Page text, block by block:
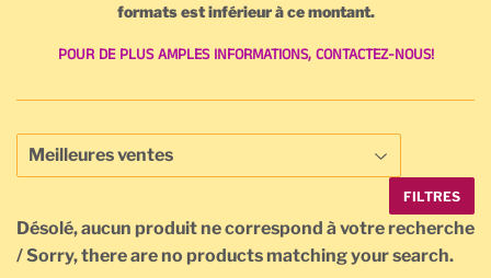
formats est inférieur à ce montant.
POUR DE PLUS AMPLES INFORMATIONS, CONTACTEZ-NOUS!
FILTRES
Désolé, aucun produit ne correspond à votre recherche
/ Sorry, there are no products matching your search.